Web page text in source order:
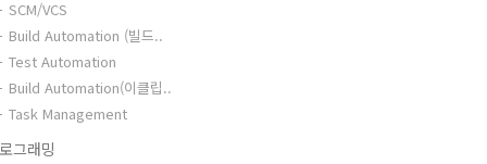
SCM/VCS
Build Automation (빌드..
Test Automation
Build Automation(이클립..
Task Management
그래밍